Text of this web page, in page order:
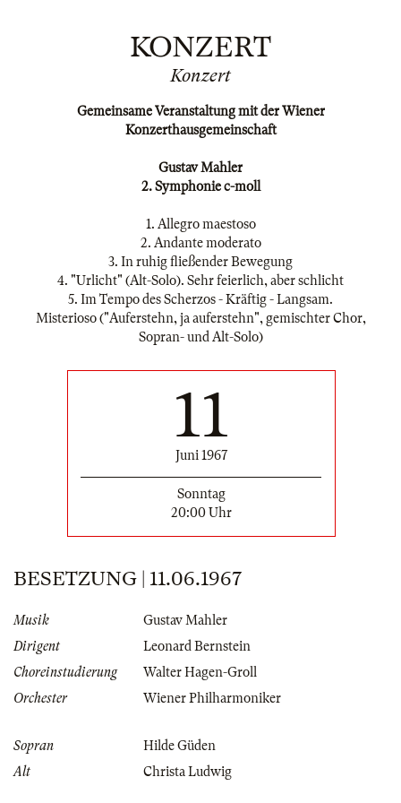
KONZERT
Konzert
Gemeinsame Veranstaltung mit der Wiener
Konzerthausgemeinschaft
Gustav Mahler
2. Symphonie c-moll
1. Allegro maestoso
2. Andante moderato
3. In ruhig fließender Bewegung
4. "Urlicht" (Alt-Solo). Sehr feierlich, aber schlicht
5. Im Tempo des Scherzos - Kräftig - Langsam.
Misterioso ("Auferstehn, ja auferstehn", gemischter Chor,
Sopran- und Alt-Solo)
11
Juni 1967
Sonntag
20:00 Uhr
BESETZUNG | 11.06.1967
Musik
Gustav Mahler
Dirigent
Leonard Bernstein
Choreinstudierung
Walter Hagen-Groll
Orchester
Wiener Philharmoniker
Sopran
Hilde Güden
Alt
Christa Ludwig